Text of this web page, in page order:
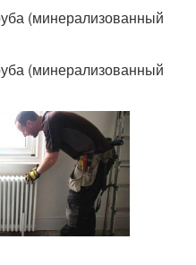
(минерализованный
(минерализованный